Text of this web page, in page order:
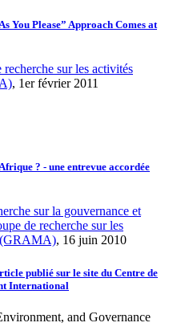
You Please” Approach Comes at
recherche sur les activités
, 1er février 2011
? - une entrevue accordée
sur la gouvernance et
de recherche sur les
(GRAMA), 16 juin 2010
publié sur le site du Centre de
International
and Governance